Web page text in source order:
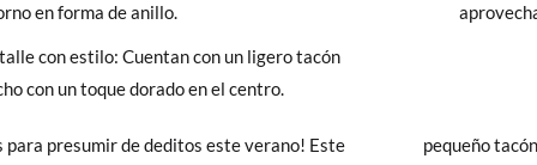
en forma de anillo.
con estilo: Cuentan con un ligero tacón
con un toque dorado en el centro.
para presumir de deditos este verano! Este
tacón en tono dorado muy original y elegante.
si cuando te lleguen no te valen, sólo tienes que entrar en la sección
la petición de cambio. Nuestro equipo Atención al Cliente se